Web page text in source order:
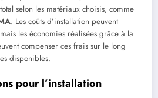
selon les matériaux choisis, comme
. Les coûts d’installation peuvent
les économies réalisées grâce à la
compenser ces frais sur le long
disponibles.
pour l’installation